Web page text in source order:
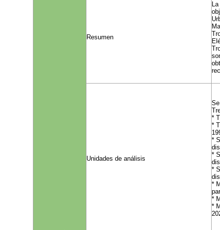
Resumen
Unidades de análisis
*
*
*
*
*
*
*
*